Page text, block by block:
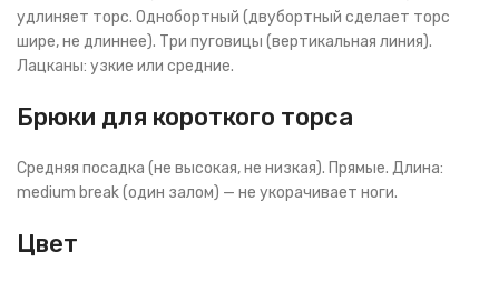
удлиняет торс. Однобортный (двубортный сделает торс
шире, не длиннее). Три пуговицы (вертикальная линия).
Лацканы: узкие или средние.
Брюки для короткого торса
Средняя посадка (не высокая, не низкая). Прямые. Длина:
medium break (один залом) — не укорачивает ноги.
Цвет